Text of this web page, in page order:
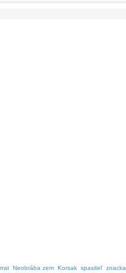
Neobrába zem Korsak spasiteľ znacka